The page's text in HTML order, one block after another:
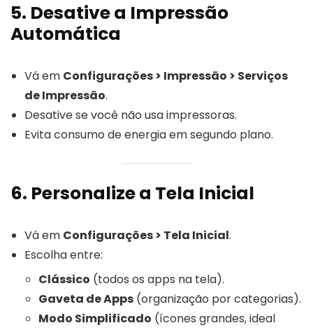
5. Desative a Impressão
Automática
Vá em Configurações > Impressão > Serviços
de Impressão.
Desative se você não usa impressoras.
Evita consumo de energia em segundo plano.
6. Personalize a Tela Inicial
Vá em Configurações > Tela Inicial.
Escolha entre:
Clássico (todos os apps na tela).
Gaveta de Apps (organização por categorias).
Modo Simplificado (ícones grandes, ideal